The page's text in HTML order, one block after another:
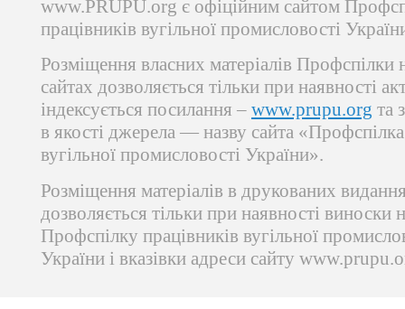
www.PRUPU.org є офіційним сайтом
працівників вугільної промисловості
Розміщення власних матеріалів Профспілки
сайтах дозволяється тільки при наявності
індексується посилання – www.prupu.org та
в якості джерела — назву сайта «Профспілка
вугільної промисловості України».
Розміщення матеріалів в друкованих
дозволяється тільки при наявності виноски
Профспілку працівників вугільної
України і вказівки адреси сайту